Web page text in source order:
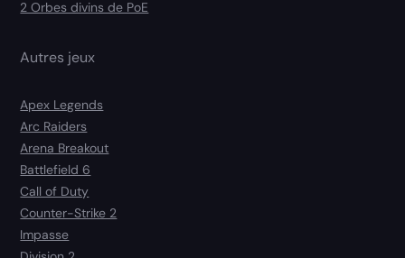
2 Orbes divins de PoE
Autres jeux
Apex Legends
Arc Raiders
Arena Breakout
Battlefield 6
Call of Duty
Counter-Strike 2
Impasse